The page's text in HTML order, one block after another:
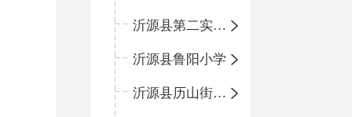
沂源县第二实验小学
沂源县鲁阳小学
沂源县历山街道办事处振兴路小学